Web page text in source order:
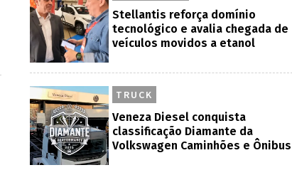
Stellantis reforça domínio
tecnológico e avalia chegada de
veículos movidos a etanol
TRUCK
Veneza Diesel conquista
classificação Diamante da
Volkswagen Caminhões e Ônibus